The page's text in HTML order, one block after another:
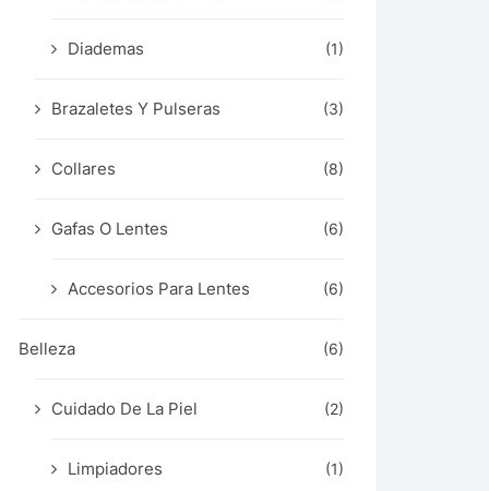
Diademas (1)
Brazaletes Y Pulseras (3)
Collares (8)
Gafas O Lentes (6)
Accesorios Para Lentes (6)
Belleza (6)
Cuidado De La Piel (2)
Limpiadores (1)